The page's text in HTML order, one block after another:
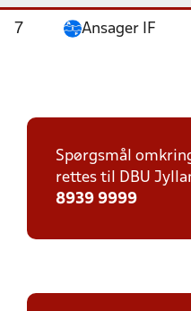
7 Ansager IF
Spørgsmål
rettes til DBU
8939 9999